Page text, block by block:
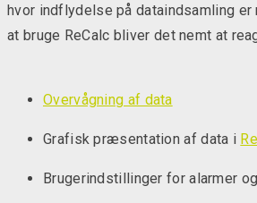
hvor indflydelse på dataindsamling
at bruge ReCalc bliver det nemt at
Overvågning af data
Grafisk præsentation af data i
Brugerindstillinger for alarmer